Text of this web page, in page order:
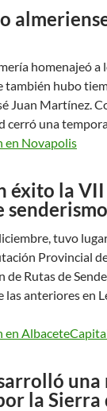
homenajeó a
también hubo
Juan Martínez.
cerró una
en Novapolis
éxito la
tuvo
Provincial
de Rutas de
las anteriores en
una
la Sierra